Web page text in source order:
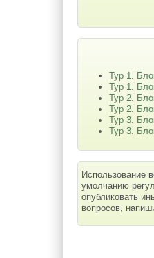
Тур 1.
Тур 1.
Тур 2.
Тур 2.
Тур 3.
Тур 3.
Использование
умолчанию
опубликовать
вопросов,